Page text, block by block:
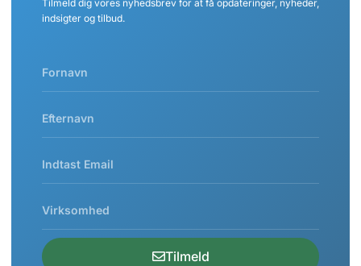
Tilmeld dig vores nyhedsbrev for at få opdateringer, nyheder,
indsigter og tilbud.
Tilmeld